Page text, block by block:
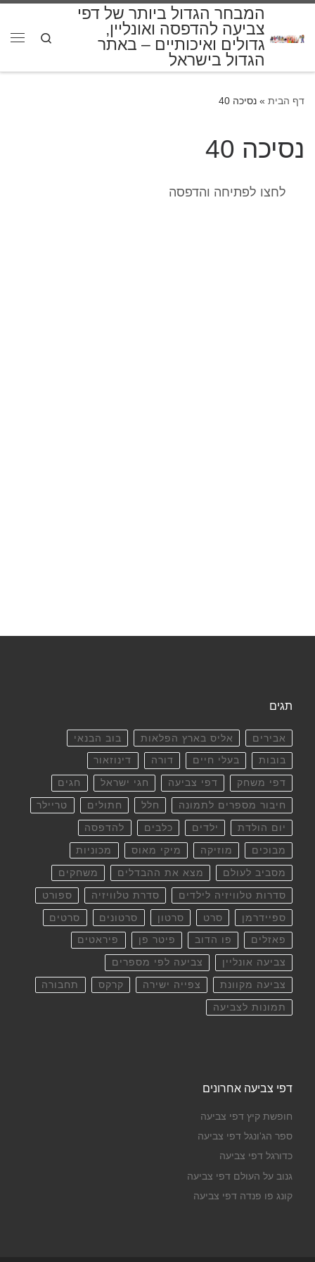
המבחר הגדול ביותר של דפי
צביעה להדפסה ואונליין,
גדולים ואיכותיים – באתר
הגדול בישראל
Search
דף הבית » נסיכה 40
נסיכה 40
לחצו לפתיחה והדפסה
תגים
אבירים אליס בארץ הפלאות בוב הבנאי
בובות בעלי חיים דורה דינוזאור
דפי משחק דפי צביעה חגי ישראל חגים
חיבור מספרים לתמונה חלל חתולים טריילר
יום הולדת ילדים כלבים להדפסה
מבוכים מוזיקה מיקי מאוס מכוניות
מסביב לעולם מצא את ההבדלים משחקים
סדרות טלוויזיה לילדים סדרת טלוויזיה ספורט
ספיידרמן סרט סרטון סרטונים סרטים
פאזלים פו הדוב פיטר פן פיראטים
צביעה אונליין צביעה לפי מספרים
צביעה מקוונת צפייה ישירה קרקס תחבורה
תמונות לצביעה
דפי צביעה אחרונים
חופשת קיץ דפי צביעה
ספר הג'ונגל דפי צביעה
כדורגל דפי צביעה
גנוב על העולם דפי צביעה
קונג פו פנדה דפי צביעה